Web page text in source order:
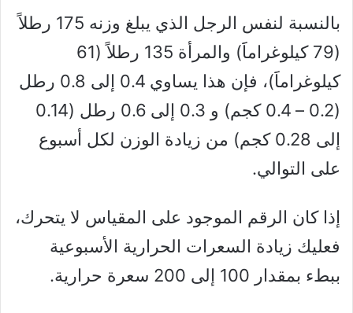
بالنسبة لنفس الرجل الذي يبلغ وزنه 175 رطلاً
(79 كيلوغراماََ) والمرأة 135 رطلاً (61
كيلوغراماََ)، فإن هذا يساوي 0.4 إلى 0.8 رطل
(0.2 – 0.4 كجم) و 0.3 إلى 0.6 رطل (0.14
إلى 0.28 كجم) من زيادة الوزن لكل أسبوع
على التوالي.
إذا كان الرقم الموجود على المقياس لا يتحرك،
فعليك زيادة السعرات الحرارية الأسبوعية
ببطء بمقدار 100 إلى 200 سعرة حرارية.